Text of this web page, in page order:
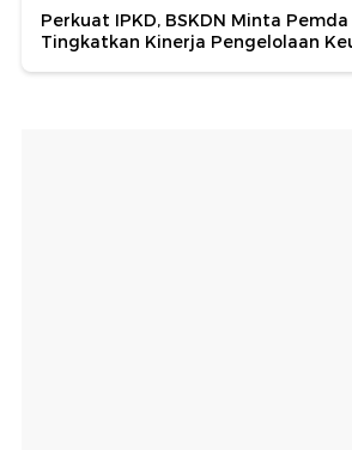
Perkuat IPKD, BSKDN Minta Pemda
Tingkatkan Kinerja Pengelolaan